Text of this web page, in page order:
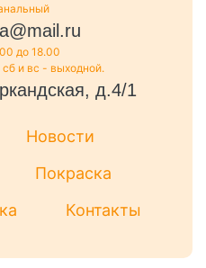
до 18.00
сб и вс - выходной.
д.4/1
Новости
Покраска
Контакты